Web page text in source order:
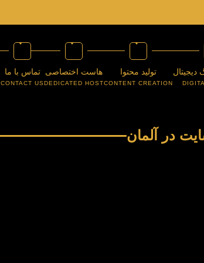
دیجیتال تولید محتوا
CONTENT CREATION
هاست اختصاصی
DEDICATED HOST
تماس با ما
CONTACT US
در آلمان